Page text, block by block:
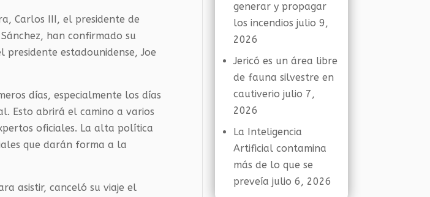
Carlos III, el presidente de
han confirmado su
presidente estadounidense, Joe
días, especialmente los días
Esto abrirá el camino a varios
oficiales. La alta política
que darán forma a la
asistir, canceló su viaje el
generar y propagar
los incendios julio 9,
2026
Jericó es un área libre
de fauna silvestre en
cautiverio julio 7,
2026
La Inteligencia
Artificial contamina
más de lo que se
preveía julio 6, 2026